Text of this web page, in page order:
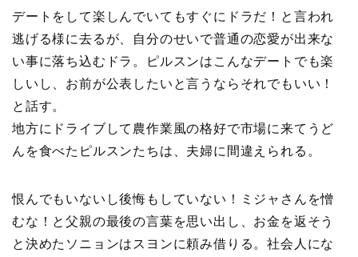
デートをして楽しんでいてもすぐにドラだ！と言われ
逃げる様に去るが、自分のせいで普通の恋愛が出来な
い事に落ち込むドラ。ピルスンはこんなデートでも楽
しいし、お前が公表したいと言うならそれでもいい！
と話す。
地方にドライブして農作業風の格好で市場に来てうど
んを食べたピルスンたちは、夫婦に間違えられる。
恨んでもいないし後悔もしていない！ミジャさんを憎
むな！と父親の最後の言葉を思い出し、お金を返そう
と決めたソニョンはスヨンに頼み借りる。社会人にな